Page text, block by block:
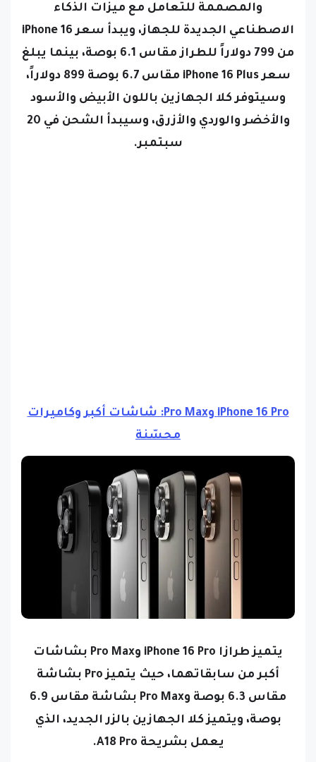
والمصممة للتعامل مع ميزات الذكاء
الاصطناعي الجديدة للجهاز، ويبدأ سعر iPhone 16
من 799 دولاراً للطراز مقاس 6.1 بوصة، بينما يبلغ
سعر iPhone 16 Plus مقاس 6.7 بوصة 899 دولاراً،
وسيتوفر كلا الجهازين باللون الأبيض والأسود
والأخضر والوردي والأزرق، وسيبدأ الشحن في 20
سبتمبر.
iPhone 16 Pro وPro Max: شاشات أكبر وكاميرات
محسّنة
يتميز طرازا iPhone 16 Pro وPro Max بشاشات
أكبر من سابقاتهما، حيث يتميز Pro بشاشة
مقاس 6.3 بوصة وPro Max بشاشة مقاس 6.9
بوصة، ويتميز كلا الجهازين بالزر الجديد، الذي
يعمل بشريحة A18 Pro.